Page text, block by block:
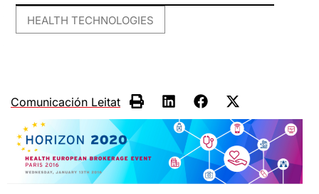
HEALTH TECHNOLOGIES
Comunicación Leitat